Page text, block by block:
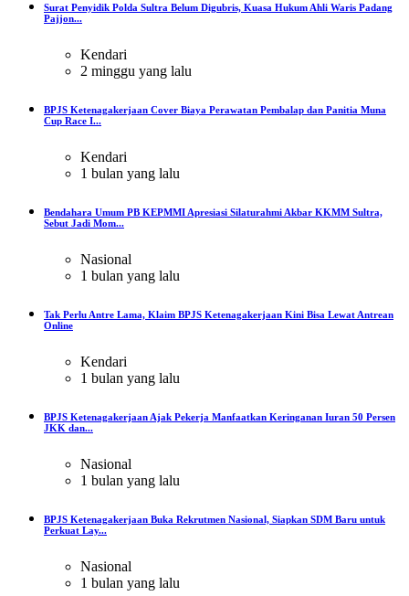
Surat Penyidik Polda Sultra Belum Digubris, Kuasa Hukum Ahli Waris Padang
Pajjon...
Kendari
2 minggu yang lalu
BPJS Ketenagakerjaan Cover Biaya Perawatan Pembalap dan Panitia Muna
Cup Race I...
Kendari
1 bulan yang lalu
Bendahara Umum PB KEPMMI Apresiasi Silaturahmi Akbar KKMM Sultra,
Sebut Jadi Mom...
Nasional
1 bulan yang lalu
Tak Perlu Antre Lama, Klaim BPJS Ketenagakerjaan Kini Bisa Lewat Antrean
Online
Kendari
1 bulan yang lalu
BPJS Ketenagakerjaan Ajak Pekerja Manfaatkan Keringanan Iuran 50 Persen
JKK dan...
Nasional
1 bulan yang lalu
BPJS Ketenagakerjaan Buka Rekrutmen Nasional, Siapkan SDM Baru untuk
Perkuat Lay...
Nasional
1 bulan yang lalu